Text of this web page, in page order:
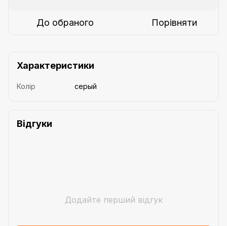
До обраного Порівняти
Характеристики
Колір серый
Відгуки
Додайте перший відгук